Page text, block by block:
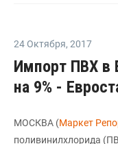
24 Октября, 2017
Импорт ПВХ в
на 9% -
МОСКВА (Маркет
поливинилхлорида